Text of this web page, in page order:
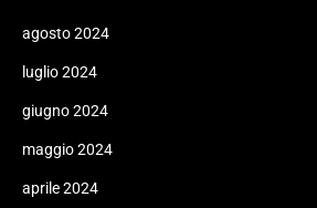
agosto 2024
luglio 2024
giugno 2024
maggio 2024
aprile 2024